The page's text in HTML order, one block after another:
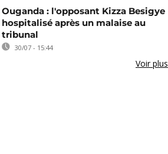
Ouganda : l'opposant Kizza Besigye
hospitalisé après un malaise au
tribunal
30/07 - 15:44
Voir plus